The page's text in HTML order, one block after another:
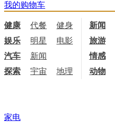
我的购物车
健康 代餐 健身 饮食
新闻
娱乐
明星 电影 电视
旅游
汽车
新闻 情感
探索
宇宙 地理 天文
动物
家电